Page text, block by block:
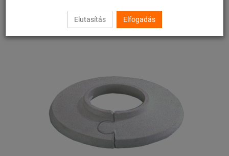
Elutasítás Elfogadás